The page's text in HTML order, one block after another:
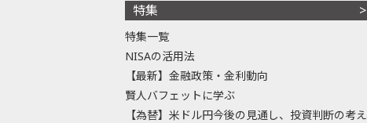
特集
特集一覧
NISAの活用法
【最新】金融政策・金利動向
賢人バフェットに学ぶ
【為替】米ドル円今後の見通し、投資判断の考え